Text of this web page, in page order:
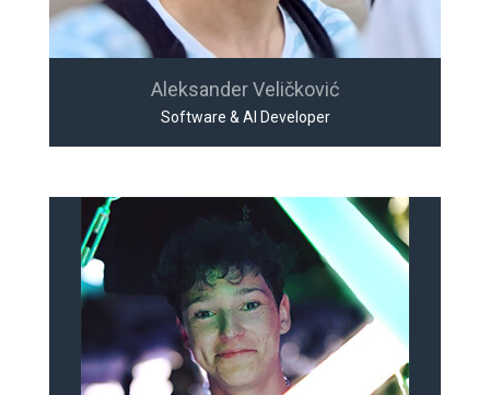
Aleksander Veličković
Software & AI Developer